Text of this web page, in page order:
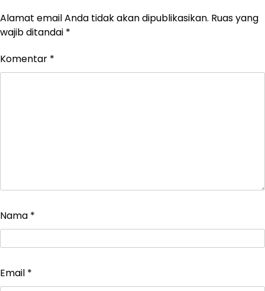
Alamat email Anda tidak akan dipublikasikan. Ruas yang
wajib ditandai *
Komentar *
Nama *
Email *